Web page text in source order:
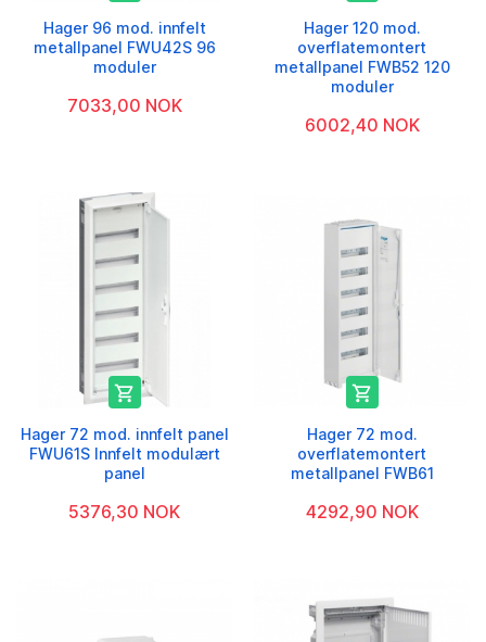
Hager 96 mod. innfelt
metallpanel FWU42S 96
moduler
7033,00 NOK
Hager 120 mod.
overflatemontert
metallpanel FWB52 120
moduler
6002,40 NOK

Hager 72 mod. innfelt panel
FWU61S Innfelt modulært
panel
5376,30 NOK

Hager 72 mod.
overflatemontert
metallpanel FWB61
4292,90 NOK